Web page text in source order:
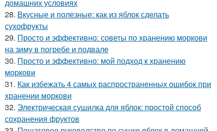
домашних условиях
28. Вкусные и полезные: как из яблок сделать
сухофрукты
29. Просто и эффективно: советы по хранению моркови
на зиму в погребе и подвале
30. Просто и эффективно: мой подход к хранению
моркови
31. Как избежать 4 самых распространенных ошибок при
хранении моркови
32. Электрическая сушилка для яблок: простой способ
сохранения фруктов